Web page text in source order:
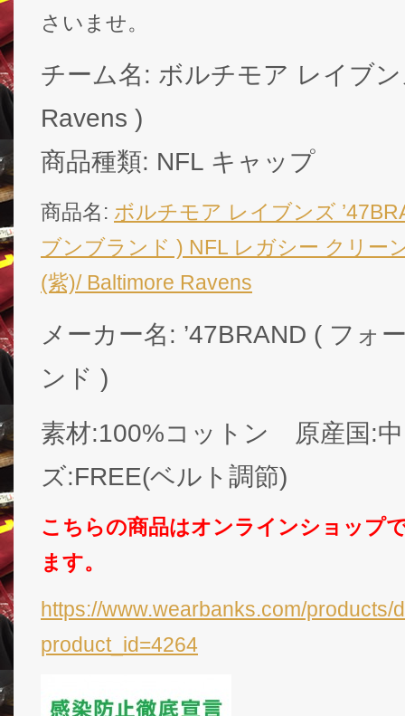
さいませ。
チーム名: ボルチモア レイブ
Ravens )
商品種類: NFL キャップ
商品名: ボルチモア レイブンズ
ブンブランド ) NFL レガシー クリー
(紫)/ Baltimore Ravens
メーカー名: ’47BRAND ( フォ
ンド )
素材:100%コットン 原産国:
ズ:FREE(ベルト調節)
こちらの商品はオンラインショップ
ます。
https://www.wearbanks.com/products/
product_id=4264